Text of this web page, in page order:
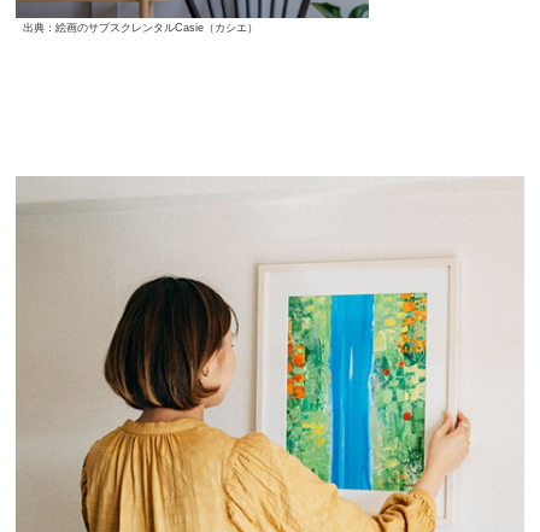
出典：絵画のサブスクレンタルCasie（カシエ）